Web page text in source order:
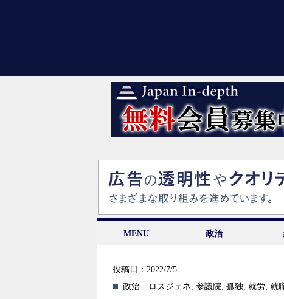
MENU 政治
投稿日：2022/7/5
.政治
ロスジェネ,参議院,孤独,就労,就